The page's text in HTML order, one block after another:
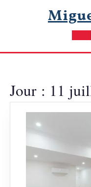
Jour : 11